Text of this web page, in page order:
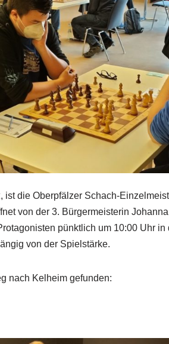
ist die Oberpfälzer Schach-
von der 3. Bürgermeisterin
pünktlich um 10:00 Uhr
von der Spielstärke.
nach Kelheim gefunden: